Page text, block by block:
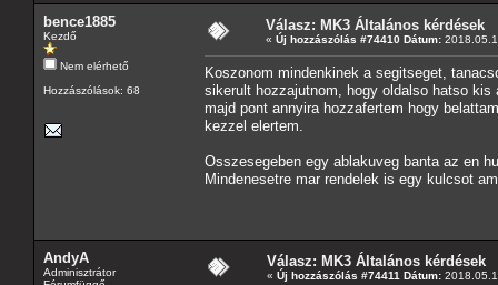
bence1885
Kezdő
Nem elérhető
Hozzászólások: 68
Válasz: MK3 Általános kérdések
« Új hozzászólás #74410 Dátum:
Koszonom mindenkinek a segitseget,
sikerult hozzajutnom, hogy oldalso hatso
majd pont annyira hozzafertem hogy
kezzel elertem.
Osszesegeben egy ablakuveg banta az en
Mindenesetre mar rendelek is egy kulcsot
AndyA
Adminisztrátor
Válasz: MK3 Általános kérdések
« Új hozzászólás #74411 Dátum: